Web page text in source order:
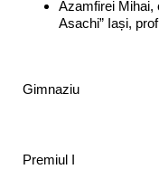
Azamfirei Mihai,
Asachi” Iași,
Gimnaziu
Premiul I